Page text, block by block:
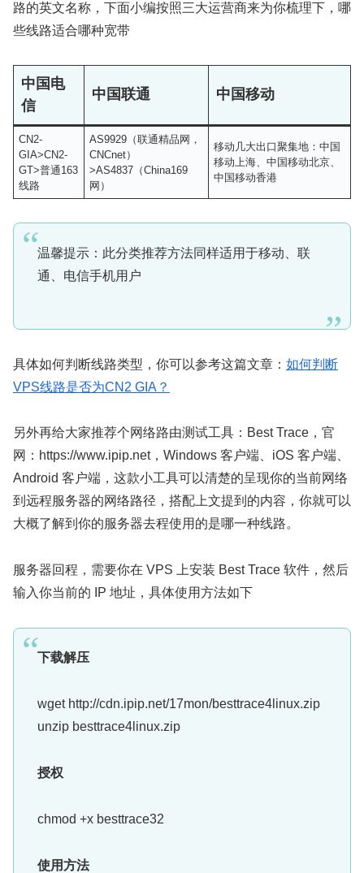
路的英文名称，下面小编按照三大运营商来为你梳理下，哪
些线路适合哪种宽带
中国电
信
中国联通 中国移动
CN2-
GIA>CN2-
GT>普通163
线路
AS9929（联通精品网，
CNCnet）
>AS4837（China169
网）
移动几大出口聚集地：中国
移动上海、中国移动北京、
中国移动香港
温馨提示：此分类推荐方法同样适用于移动、联
通、电信手机用户
具体如何判断线路类型，你可以参考这篇文章： 如何判断
VPS线路是否为CN2 GIA ？
另外再给大家推荐个网络路由测试工具：Best Trace，官
网：https://www.ipip.net，Windows 客户端、iOS 客户端、
Android 客户端，这款小工具可以清楚的呈现你的当前网络
到远程服务器的网络路径，搭配上文提到的内容，你就可以
大概了解到你的服务器去程使用的是哪一种线路。
服务器回程，需要你在 VPS 上安装 Best Trace 软件，然后
输入你当前的 IP 地址，具体使用方法如下
下载解压
wget http://cdn.ipip.net/17mon/besttrace4linux.zip
unzip besttrace4linux.zip
授权
chmod +x besttrace32
使用方法